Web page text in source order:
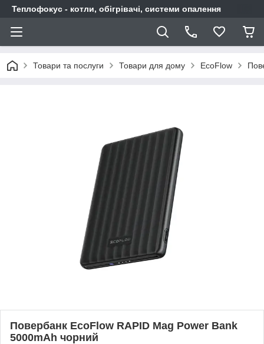
Теплофокус - котли, обігрівачі, системи опалення
Товари та послуги Товари для дому EcoFlow
Повербанк EcoFlow RAPID Mag Power Bank
5000mAh чорний